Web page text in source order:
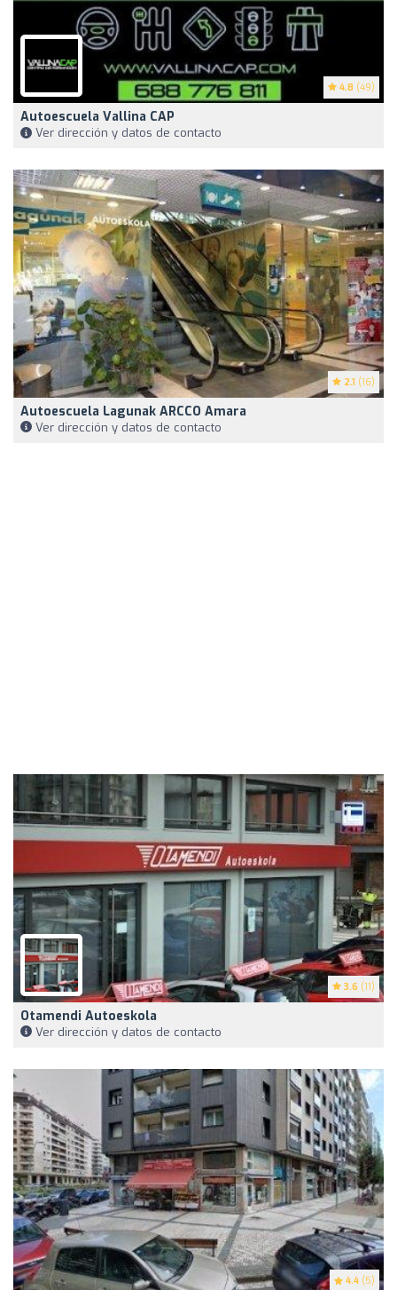
4.8 (49)
Autoescuela Vallina CAP
Ver dirección y datos de contacto
2.1 (16)
Autoescuela Lagunak ARCCO Amara
Ver dirección y datos de contacto
3.6 (11)
Otamendi Autoeskola
Ver dirección y datos de contacto
4.4 (5)